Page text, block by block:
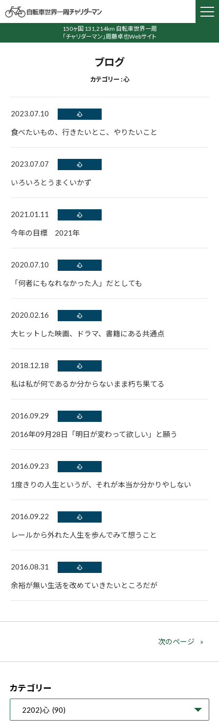
150ヶ国 131,214km 自転車世界一周
「チャリダーマン」周藤卓也Webサイト
ブログ
カテゴリー : 心
2023.07.10 心
食べたいもの、行きたいとこ、やりたいこと
2023.07.07 心
いろいろとうまくいかず
2021.01.11 心
今年の目標 2021年
2020.07.10 心
「何者にもなれなかった人」だとしても
2020.02.16 心
大ヒットした映画、ドラマ、書籍にある共通点
2018.12.18 心
私は私が何であるか分からないまま朽ち果てる
2016.09.29 心
2016年09月28日「明日が変わって欲しい」と願う
2016.09.23 心
1度きりの人生というが、それが本当か分かりやしない
2016.09.22 心
レールから外れた人生を歩んでみて想うこと
2016.08.31 心
余裕が無い生活を改めていきたいところだが
次のページ
カテゴリー